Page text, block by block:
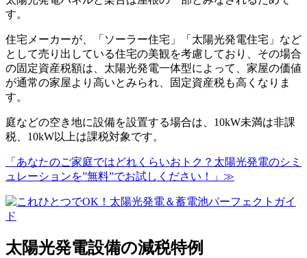
す。
住宅メーカーが、「ソーラー住宅」「太陽光発電住宅」など
として売り出している住宅の美観を考慮しており、その場合
の固定資産税額は、太陽光発電一体型によって、家屋の価値
が通常の家屋より高いとみられ、固定資産税も高くなりま
す。
庭などの空き地に設備を設置する場合は、10kW未満は非課
税、10kW以上は課税対象です。
「あなたのご家庭ではどれくらいおトク？太陽光発電のシミ
ュレーションを”無料”でお試しください！」≫
太陽光発電設備の減税特例